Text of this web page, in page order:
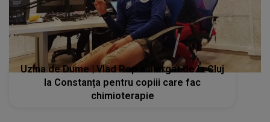
Uzina de Dume | Vlad Pop a alergat de la Cluj
la Constanța pentru copiii care fac
chimioterapie